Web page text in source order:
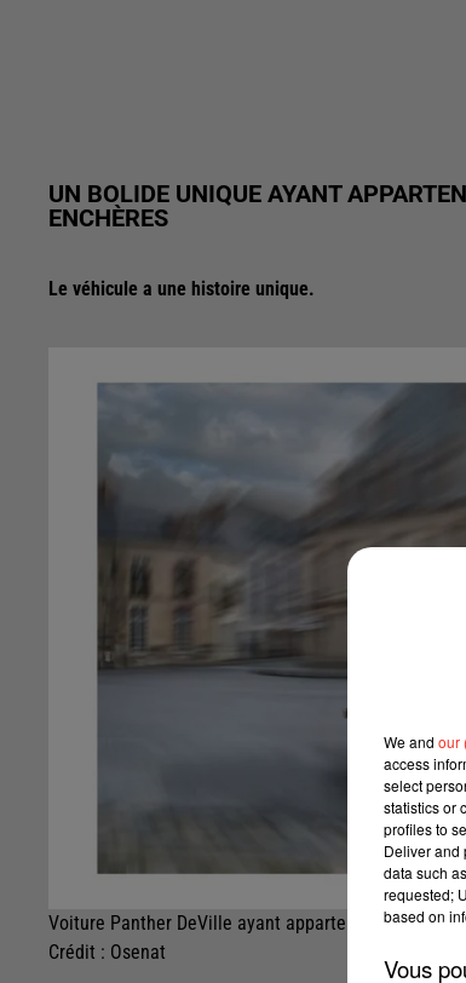
UN BOLIDE UNIQUE AYANT
ENCHÈRES
Le véhicule a une histoire unique.
Voiture Panther DeVille ayant appartenu à Johnny
Crédit : Osenat
We and our
access
select
statistics or
profiles to
Deliver and
data such
requested;
based on
Vous